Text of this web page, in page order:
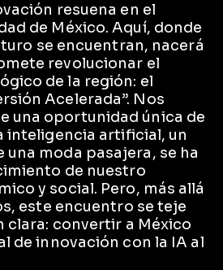
resuena en el
de México. Aquí, donde
se encuentran, nacerá
revolucionar el
de la región: el
Acelerada”. Nos
una oportunidad única de
inteligencia artificial, un
una moda pasajera, se ha
de nuestro
y social. Pero, más allá
este encuentro se teje
clara: convertir a México
de innovación con la IA al